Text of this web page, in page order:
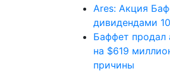
Ares: Акция
дивидендами
Баффет продал
на $619
причины